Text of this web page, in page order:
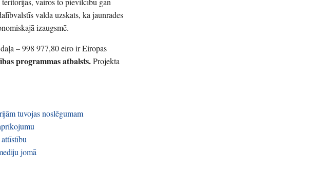
valda uzskats, ka jaunrades
izaugsmē.
– 998 977,80 eiro ir Eiropas
programmas atbalsts.Projekta
tuvojas noslēgumam
jomā